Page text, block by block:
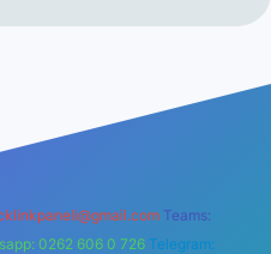
Teams:
0262 606 0 726 Telegram: